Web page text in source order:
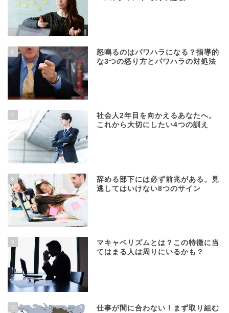
6
怒鳴るのはパワハラになる？指導的
な3つの怒り方とパワハラの対処法
7
社会人2年目を向かえるあなたへ。
これから大切にしたい4つの訓え
8
辞める部下には必ず前兆がある。見
逃してはいけない8つのサイン
9
マキャベリズムとは？この特徴に当
てはまる人は周りにいるかも？
10
仕事が間に合わない！まず取り組む